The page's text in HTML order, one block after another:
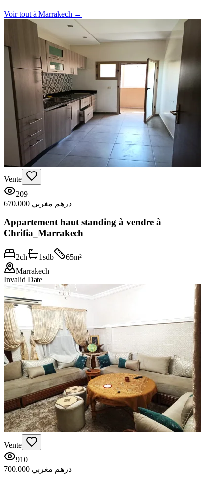
Voir tout à Marrakech →
Vente
209
670.000 درهم مغربي
Appartement haut standing à vendre à
Chrifia_Marrakech
2ch 1sdb 65m²
Marrakech
Invalid Date
Vente
910
700.000 درهم مغربي